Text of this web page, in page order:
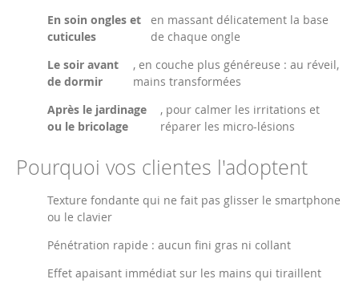
En soin ongles et
cuticules
en massant délicatement la base
de chaque ongle
Le soir avant
de dormir
, en couche plus généreuse : au réveil,
mains transformées
Après le jardinage
ou le bricolage
, pour calmer les irritations et
réparer les micro-lésions
Pourquoi vos clientes l'adoptent
Texture fondante qui ne fait pas glisser le smartphone
ou le clavier
Pénétration rapide : aucun fini gras ni collant
Effet apaisant immédiat sur les mains qui tiraillent